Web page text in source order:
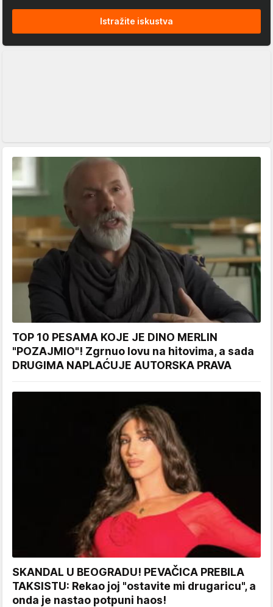
Istražite iskustva
TOP 10 PESAMA KOJE JE DINO MERLIN
"POZAJMIO"! Zgrnuo lovu na hitovima, a sada
DRUGIMA NAPLAĆUJE AUTORSKA PRAVA
SKANDAL U BEOGRADU! PEVAČICA PREBILA
TAKSISTU: Rekao joj "ostavite mi drugaricu", a
onda je nastao potpuni haos!